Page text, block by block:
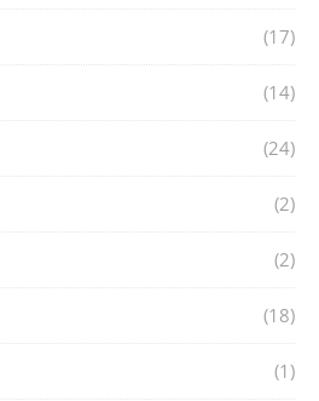
(17)
(14)
(24)
(2)
(2)
(18)
(1)